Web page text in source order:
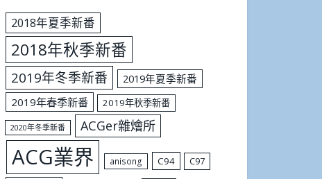
2018年夏季新番
2018年秋季新番
2019年冬季新番
2019年夏季新番
2019年春季新番
2019年秋季新番
2020年冬季新番 ACGer雜燴所
ACG業界 anisong C94 C97